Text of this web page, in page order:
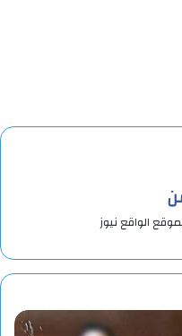
الواقع نيوز